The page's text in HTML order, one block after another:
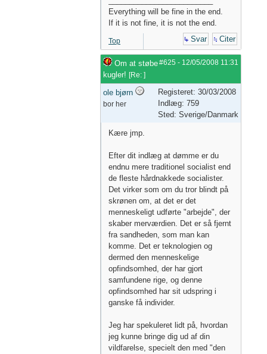
Everything will be fine in the end.
If it is not fine, it is not the end.
Top Svar Citer
#625 - 12/05/2008 11:31
Om at støbe
kugler! [Re: ]
ole bjørn
bor her
Registeret: 30/03/2008
Indlæg: 759
Sted: Sverige/Danmark
Kære jmp.
Efter dit indlæg at dømme er du
endnu mere traditionel socialist end
de fleste hårdnakkede socialister.
Det virker som om du tror blindt på
skrønen om, at det er det
menneskeligt udførte "arbejde", der
skaber merværdien. Det er så fjernt
fra sandheden, som man kan
komme. Det er teknologien og
dermed den menneskelige
opfindsomhed, der har gjort
samfundene rige, og denne
opfindsomhed har sit udspring i
ganske få individer.
Jeg har spekuleret lidt på, hvordan
jeg kunne bringe dig ud af din
vildfarelse, specielt den med "den